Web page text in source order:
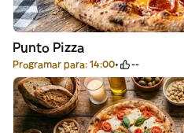
Punto Pizza
Programar para: 14:00 --